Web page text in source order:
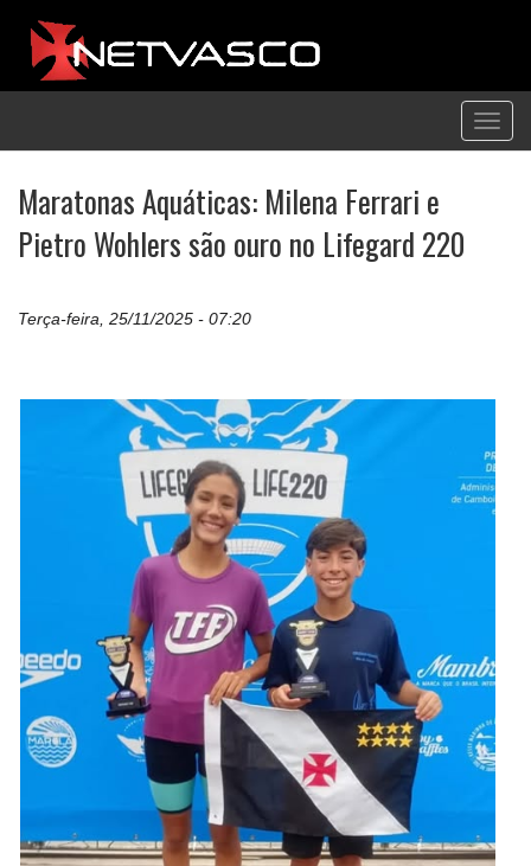
Maratonas Aquáticas: Milena Ferrari e
Pietro Wohlers são ouro no Lifegard 220
Terça-feira, 25/11/2025 - 07:20